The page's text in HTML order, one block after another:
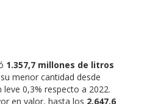
1.357,7 millones de litros
menor cantidad desde
leve 0,3% respecto a 2022.
en valor, hasta los 2.647,6